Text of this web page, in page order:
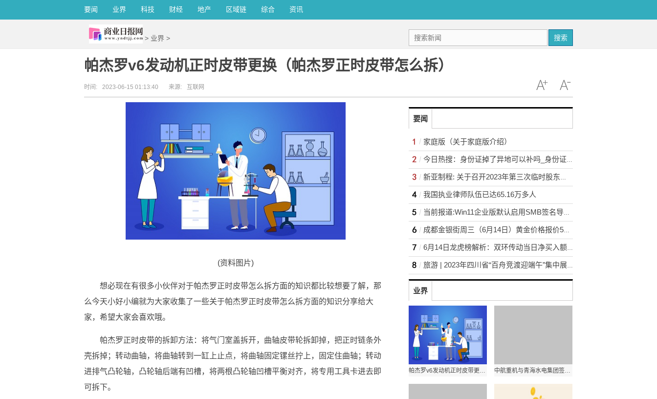
要闻 业界 科技 财经 地产 区域链 综合 资讯
> 业界 > 搜索
帕杰罗v6发动机正时皮带更换（帕杰罗正时皮带怎么拆）
时间: 2023-06-15 01:13:40 来源: 互联网
(资料图片)
想必现在有很多小伙伴对于帕杰罗正时皮带怎么拆方面的知识都比较想要了解，那
么今天小好小编就为大家收集了一些关于帕杰罗正时皮带怎么拆方面的知识分享给大
家，希望大家会喜欢哦。
帕杰罗正时皮带的拆卸方法：将气门室盖拆开，曲轴皮带轮拆卸掉，把正时链条外
壳拆掉；转动曲轴，将曲轴转到一缸上止点，将曲轴固定镙丝拧上，固定住曲轴；转动
进排气凸轮轴，凸轮轴后端有凹槽，将两根凸轮轴凹槽平衡对齐，将专用工具卡进去即
可拆下。
要闻
家庭版（关于家庭版介绍）
今日热搜：身份证掉了异地可以补吗_身份证掉了可异地补办
新亚制程: 关于召开2023年第三次临时股东大会的通知
我国执业律师队伍已达65.16万多人
当前报道:Win11企业版默认启用SMB签名导致Bug：微软发布解决方案
成都金银街周三（6月14日）黄金价格报价565元/克 每日动态
6月14日龙虎榜解析：双环传动当日净买入额最多
旅游 | 2023年四川省“百舟竞渡迎端午”集中展演活动将于6月21日在乐山市夹江县举办
业界
帕杰罗v6发动机正时皮带更换（帕杰罗正时皮带怎么拆） 中航重机与青海水电集团签订合作备忘录及委托经营管理协议 全球视点